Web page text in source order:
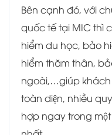
Bên cạnh đó, với
quốc tế tại MIC thì
hiểm du học, bảo
hiểm thăm thân,
ngoài,…giúp khách
toàn diện, nhiều
hợp ngay trong